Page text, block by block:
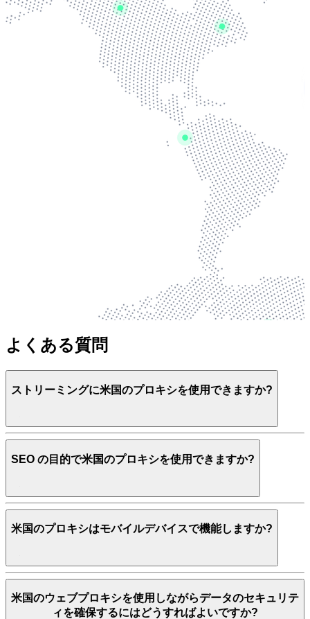
よくある質問
ストリーミングに米国のプロキシを使用できますか?
SEO の目的で米国のプロキシを使用できますか?
米国のプロキシはモバイルデバイスで機能しますか?
米国のウェブプロキシを使用しながらデータのセキュリテ
ィを確保するにはどうすればよいですか?